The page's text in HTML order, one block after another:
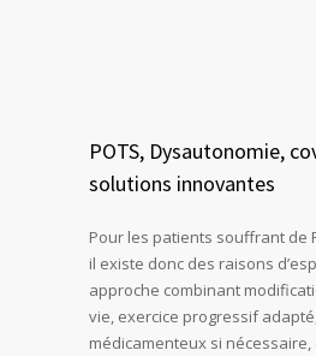
POTS, Dysautonomie,
solutions innovantes
Pour les patients souffrant de
il existe donc des raisons
approche combinant
vie, exercice progressif
médicamenteux si